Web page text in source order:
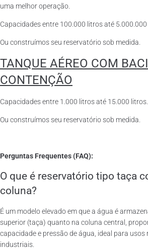
uma melhor operação.
Capacidades entre 100.000 litros até 5.000.000
Ou construímos seu reservatório sob medida.
TANQUE AÉREO COM
CONTENÇÃO
Capacidades entre 1.000 litros até 15.000 litros.
Ou construímos seu reservatório sob medida.
Perguntas Frequentes (FAQ):
O que é reservatório tipo taça
coluna?
É um modelo elevado em que a água é
superior (taça) quanto na coluna central,
capacidade e pressão de água, ideal para usos
industriais.